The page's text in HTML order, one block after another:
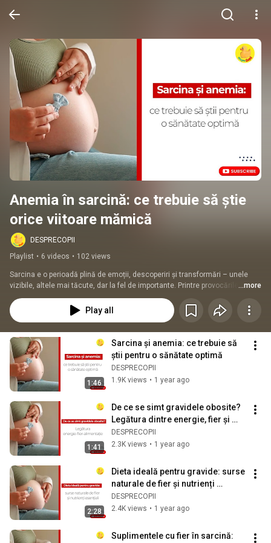
Anemia în sarcină: ce trebuie să știe
orice viitoare mămică
DESPRECOPII
Playlist • 6 videos • 102 views
Sarcina e o perioadă plină de emoții, descoperiri și transformări – unele
vizibile, altele mai tăcute, dar la fel de importante. Printre provocările pe
care le poți întâlni, anemia este una destul de frecventă. Deși pare doar un
cuvânt medical complicat, în realitate este vorba despre ceva ce poate fi
înțeles și gestionat ușor, mai ales atunci când ai alături medici care îți
...more
Play all
1:46
Sarcina și anemia: ce trebuie să
știi pentru o sănătate optimă
DESPRECOPII
1.9K views • 1 year ago
1:41
De ce se simt gravidele obosite?
Legătura dintre energie, fier și
alimentație
DESPRECOPII
2.3K views • 1 year ago
2:28
Dieta ideală pentru gravide: surse
naturale de fier și nutrienți
esențiali
DESPRECOPII
2.4K views • 1 year ago
Suplimentele cu fier în sarcină: